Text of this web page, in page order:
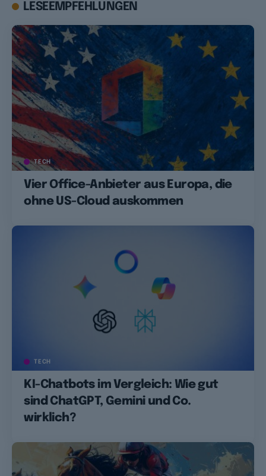
LESEEMPFEHLUNGEN
TECH
Vier Office-Anbieter aus Europa, die
ohne US-Cloud auskommen
TECH
KI-Chatbots im Vergleich: Wie gut
sind ChatGPT, Gemini und Co.
wirklich?